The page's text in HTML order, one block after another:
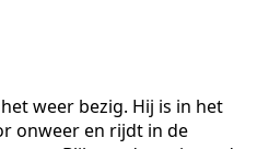
weer bezig. Hij is in het
onweer en rijdt in de